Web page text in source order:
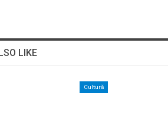
LIKE
Cultură